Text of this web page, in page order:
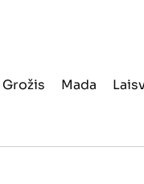
Grožis
Mada